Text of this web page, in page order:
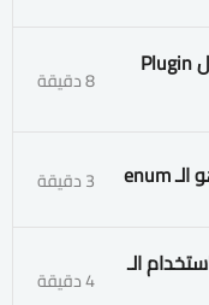
3. الدرس الثالث والعشرون : مثال Plugin 8 دقيقة
3 دقيقة
الـ 4 دقيقة